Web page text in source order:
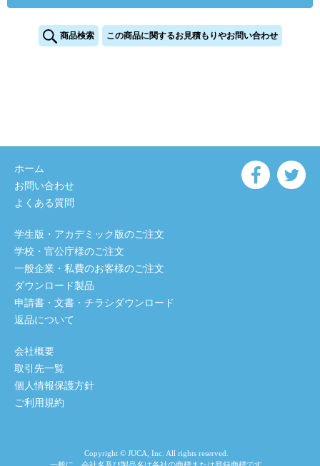
商品検索 この商品に関するお見積もりやお問い合わせ
ホーム
お問い合わせ
よくある質問
学生版・アカデミック版のご注文
学校・官公庁様のご注文
一般企業・私費のお客様のご注文
ダウンロード製品
申請書・文書・チラシダウンロード
返品について
会社概要
取引先一覧
個人情報保護方針
ご利用規約
Copyright © JUCA, Inc. All rights reserved.